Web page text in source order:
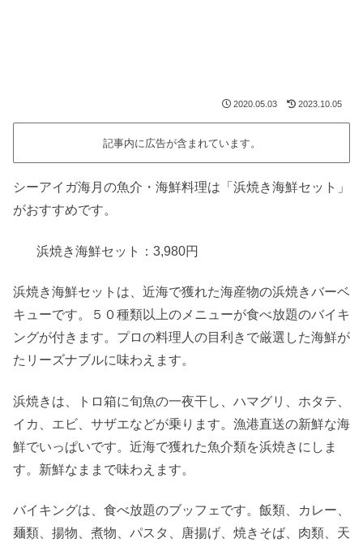
2020.05.03 2023.10.05
記事内に広告が含まれています。
シーアイガ海月の魚介・海鮮料理は「浜焼き海鮮セット」
がおすすめです。
浜焼き海鮮セット：3,980円
浜焼き海鮮セットは、近海で獲れた海産物の浜焼きバーベ
キューです。５０種類以上のメニューが食べ放題のバイキ
ングが付きます。プロの料理人の目利きで厳選した海鮮が
たリーズナブルに味わえます。
浜焼きは、トロ箱に旬魚の一夜干し、ハマグリ、ホタテ、
イカ、エビ、サザエなどが乗ります。漁港直送の新鮮な海
鮮でいっぱいです。近海で獲れた魚介類を浜焼きにしま
す。新鮮なままで味わえます。
バイキングは、食べ放題のブッフェです。飯類、カレー、
麺類、揚物、煮物、パスタ、唐揚げ、焼きそば、肉類、天